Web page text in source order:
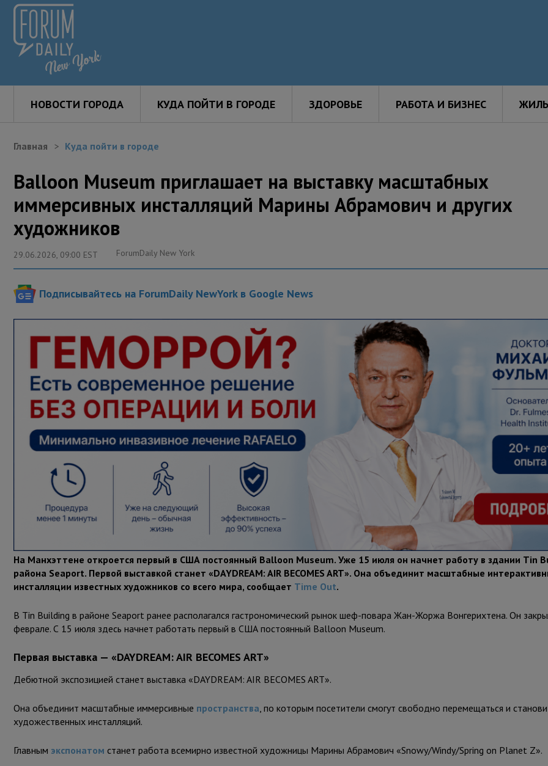
НОВОСТИ ГОРОДА КУДА ПОЙТИ В ГОРОДЕ ЗДОРОВЬЕ РАБОТА И БИЗНЕС
Главная Куда пойти в городе
Balloon Museum приглашает на выставку масштабных
иммерсивных инсталляций Марины Абрамович и других
художников
29.06.2026, 09:00 EST ForumDaily New York
Подписывайтесь на ForumDaily NewYork в Google News
На Манхэттене откроется первый в США постоянный Balloon Museum. Уже 15 июля он начнет работу в здании Tin
района Seaport. Первой выставкой станет «DAYDREAM: AIR BECOMES ART». Она объединит масштабные
инсталляции известных художников со всего мира, сообщает Time Out.
В Tin Building в районе Seaport ранее располагался гастрономический рынок шеф-повара Жан-Жоржа Вонгерихтена. Он
феврале. С 15 июля здесь начнет работать первый в США постоянный Balloon Museum.
Первая выставка — «DAYDREAM: AIR BECOMES ART»
Дебютной экспозицией станет выставка «DAYDREAM: AIR BECOMES ART».
Она объединит масштабные иммерсивные пространства , по которым посетители смогут свободно перемещаться и
художественных инсталляций.
Главным экспонатом станет работа всемирно известной художницы Марины Абрамович «Snowy/Windy/Spring on Planet Z».